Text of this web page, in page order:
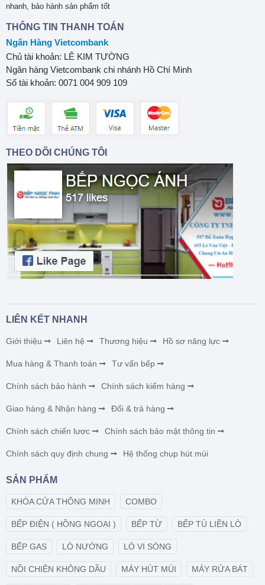
nhanh, bảo hành sản phẩm tốt
THÔNG TIN THANH TOÁN
Ngân Hàng Vietcombank
Chủ tài khoản: LÊ KIM TƯỜNG
Ngân hàng Vietcombank chi nhánh Hồ Chí Minh
Số tài khoản: 0071 004 909 109
THEO DÕI CHÚNG TÔI
LIÊN KẾT NHANH
Giới thiệu Liên hệ Thương hiệu Hồ sơ năng lực
Mua hàng & Thanh toán Tư vấn bếp
Chính sách bảo hành Chính sách kiểm hàng
Giao hàng & Nhận hàng Đổi & trả hàng
Chính sách chiến lược Chính sách bảo mật thông tin
Chính sách quy định chung Hệ thống chụp hút mùi
SẢN PHẨM
KHÓA CỬA THÔNG MINH COMBO
BẾP ĐIỆN ( HỒNG NGOẠI ) BẾP TỪ BẾP TỦ LIỀN LÒ
BẾP GAS LÒ NƯỚNG LÒ VI SÓNG
NỒI CHIÊN KHÔNG DẦU MÁY HÚT MÙI MÁY RỬA BÁT